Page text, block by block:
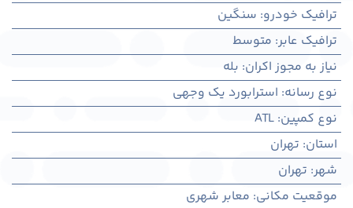
ترافیک خودرو: سنگین
ترافیک عابر: متوسط
نیاز به مجوز اکران: بله
نوع رسانه: استرابورد یک وجهی
نوع کمپین:
ATL
استان: تهران
شهر: تهران
موقعیت مکانی: معابر شهری